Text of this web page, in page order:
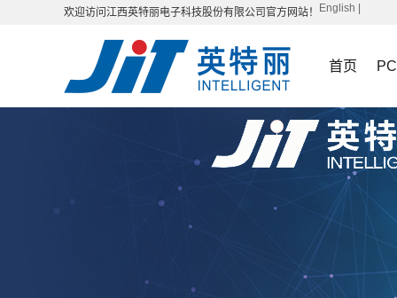
English
欢迎访问江西英特丽电子科技股份有限公司官方网站！
首页